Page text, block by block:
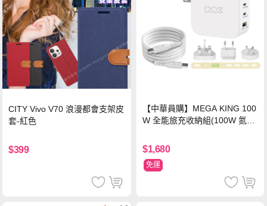
CITY Vivo V70 浪漫都會支架皮
套-紅色
$399
【中華員購】MEGA KING 100
W 全能旅充收納組(100W 氮化
萬國轉接器)
$1,680
免運